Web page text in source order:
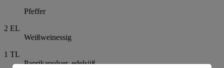
Pfeffer
2 EL
Weißweinessig
1 TL
Paprikapulver, edelsüß